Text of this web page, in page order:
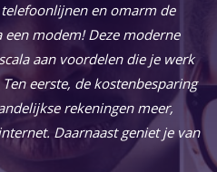
en omarm de
modem! Deze moderne
aan voordelen die je werk
eerste, de kostenbesparing
rekeningen meer,
Daarnaast geniet je van